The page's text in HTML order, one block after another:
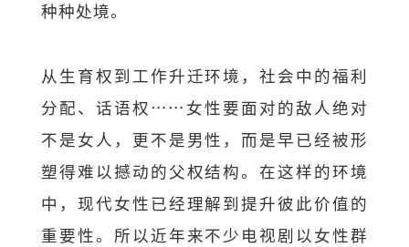
种种处境。
从生育权到工作升迁环境，社会中的福利
分配、话语权⋯⋯女性要面对的敌人绝对
不是女人，更不是男性，而是早已经被形
塑得难以撼动的父权结构。在这样的环境
中，现代女性已经理解到提升彼此价值的
重要性。所以近年来不少电视剧以女性群